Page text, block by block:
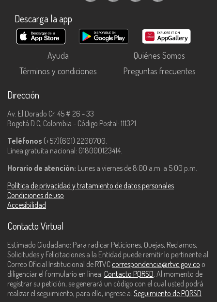
Descarga la app
Ayuda
Quiénes Somos
Términos y condiciones
Preguntas frecuentes
Dirección
Av. El Dorado Cr. 45 # 26 - 33
Bogotá D.C, Colombia - Código Postal: 111321
Teléfonos (+57)(601) 2200700.
Línea gratuita nacional: 018000123414.
Horario de atención: Lunes a viernes de 8:00 a.m. a 5:00 p.m.
Política de privacidad y tratamiento de datos personales
Condiciones de uso
Accesibilidad
Contacto Virtual
Estimado Ciudadano: Para radicar Peticiones, Quejas, Reclamos,
Solicitudes y Felicitaciones a la Entidad puede remitir lo pertinente al
Correo Oficial Institucional de RTVC correspondencia@rtvc.gov.co o
diligenciar el formulario en línea: Contacto PQRSD. Al momento de
registrar su petición, se generará un código con el cual usted podrá
realizar el seguimiento, para ello, ingrese a: Seguimiento de PQRSD